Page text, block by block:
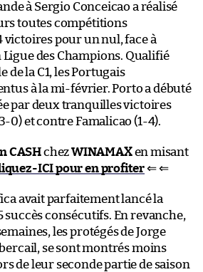
à Sergio Conceicao a réalisé
toutes compétitions
victoires pour un nul, face à
des Champions. Qualifié
de la C1, les Portugais
à la mi-février. Porto a débuté
par deux tranquilles victoires
0) et contre Famalicao (1-4).
CASHchezWINAMAXen misant
ICI pour en profiter⇐ ⇐
avait parfaitement lancé la
succès consécutifs. En revanche,
les protégés de Jorge
se sont montrés moins
de leur seconde partie de saison